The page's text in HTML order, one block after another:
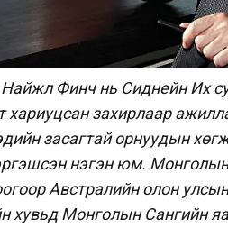
Финч нь Сиднейн Их
хариуцсан захирлаар
засагтай орнуудын
нэгэн юм.
Австралийн олон
хувьд Монголын Сангийн